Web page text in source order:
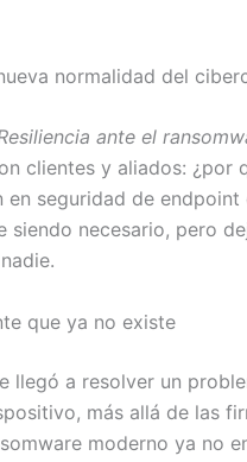
normalidad del
ante el
clientes y aliados: ¿por
seguridad de
siendo necesario, pero
que ya no existe
llegó a resolver un
más allá de las
moderno ya no